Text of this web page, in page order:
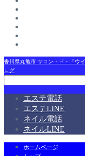
香川県丸亀市 サロン・ド・『ウ
ログ
エステ電話
エステLINE
ネイル電話
ネイルLINE
ホームページ